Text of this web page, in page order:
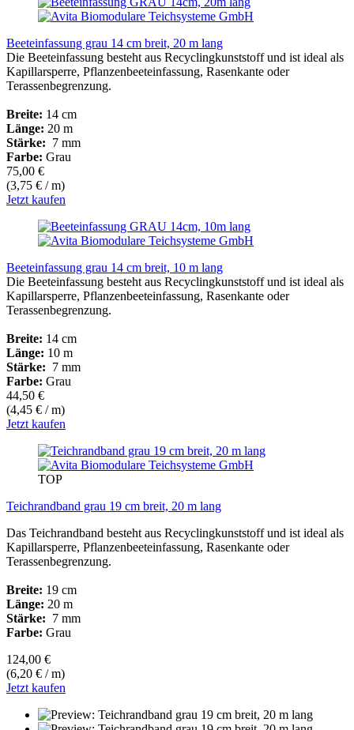
Beeteinfassung grau 14 cm breit, 20 m lang
Die Beeteinfassung besteht aus Recyclingkunststoff und ist ideal als
Kapillarsperre, Pflanzenbeeteinfassung, Rasenkante oder
Terassenbegrenzung.
Breite: 14 cm
Länge: 20 m
Stärke: 7 mm
Farbe: Grau
75,00 €
(3,75 € / m)
Jetzt kaufen
Beeteinfassung grau 14 cm breit, 10 m lang
Die Beeteinfassung besteht aus Recyclingkunststoff und ist ideal als
Kapillarsperre, Pflanzenbeeteinfassung, Rasenkante oder
Terassenbegrenzung.
Breite: 14 cm
Länge: 10 m
Stärke: 7 mm
Farbe: Grau
44,50 €
(4,45 € / m)
Jetzt kaufen
TOP
Teichrandband grau 19 cm breit, 20 m lang
Das Teichrandband besteht aus Recyclingkunststoff und ist ideal als
Kapillarsperre, Pflanzenbeeteinfassung, Rasenkante oder
Terassenbegrenzung.
Breite: 19 cm
Länge: 20 m
Stärke: 7 mm
Farbe: Grau
124,00 €
(6,20 € / m)
Jetzt kaufen